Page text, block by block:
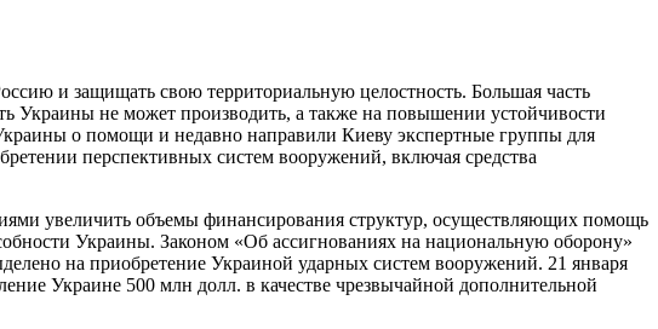
и защищать свою территориальную целостность. Большая часть
Украины не может производить, а также на повышении устойчивости
о помощи и недавно направили Киеву экспертные группы для
перспективных систем вооружений, включая средства
увеличить объемы финансирования структур, осуществляющих помощь
Украины. Законом «Об ассигнованиях на национальную оборону»
на приобретение Украиной ударных систем вооружений. 21 января
Украине 500 млн долл. в качестве чрезвычайной дополнительной